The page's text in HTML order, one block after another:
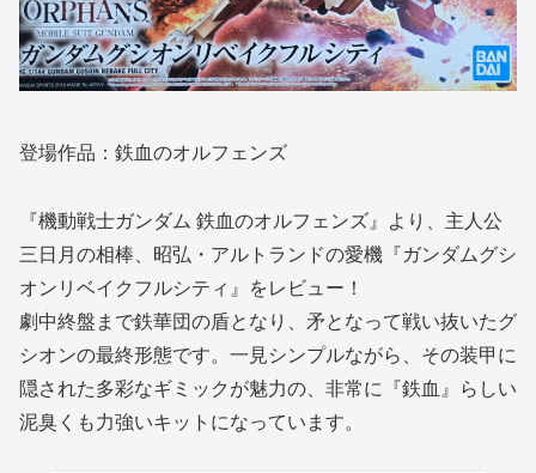
登場作品：鉄血のオルフェンズ
『機動戦士ガンダム 鉄血のオルフェンズ』より、主人公
三日月の相棒、昭弘・アルトランドの愛機『ガンダムグシ
オンリベイクフルシティ』をレビュー！
劇中終盤まで鉄華団の盾となり、矛となって戦い抜いたグ
シオンの最終形態です。一見シンプルながら、その装甲に
隠された多彩なギミックが魅力の、非常に『鉄血』らしい
泥臭くも力強いキットになっています。